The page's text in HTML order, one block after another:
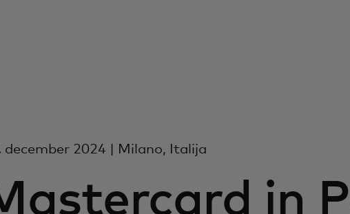
december 2024 | Milano, Italija
in